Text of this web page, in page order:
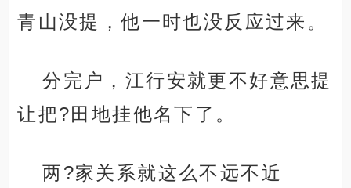
青山没提，他一时也没反应过来。
分完户，江行安就更不好意思提
让把?田地挂他名下了。
两?家关系就这么不远不近